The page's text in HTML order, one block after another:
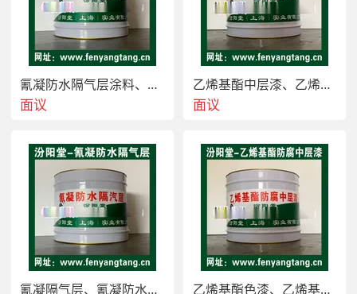
氰凝防水隔气层涂料的性能特点
冷库防水隔气层涂料、生活水池防水防腐、饮用水池
防水防腐、清水池防水防腐，水池防水、水池防腐，
消防水池防水防腐、污水池防水防腐，冷却塔防水防
腐，水塔，凉水塔防水防腐、桥面防水、等表面起到
防水防腐作用。汾阳堂品牌：氰凝防水隔气层涂料用
于钢结构、混凝土附着力强，防水，防潮，防漏，防
霉，防腐蚀，性能优越、施工  简便，工期短等优
氰凝防水隔气层涂料、氰凝隔气层直供/池壁防水防腐
面议
乙烯基酯中层漆、乙烯基酯防腐色漆, 施工 简便
面议
氰凝隔气层、氰凝防水隔气层/消防水池防水防腐/厂家 乙烯基酯色漆、乙烯基酯防腐中层漆适用于钢结构、防水